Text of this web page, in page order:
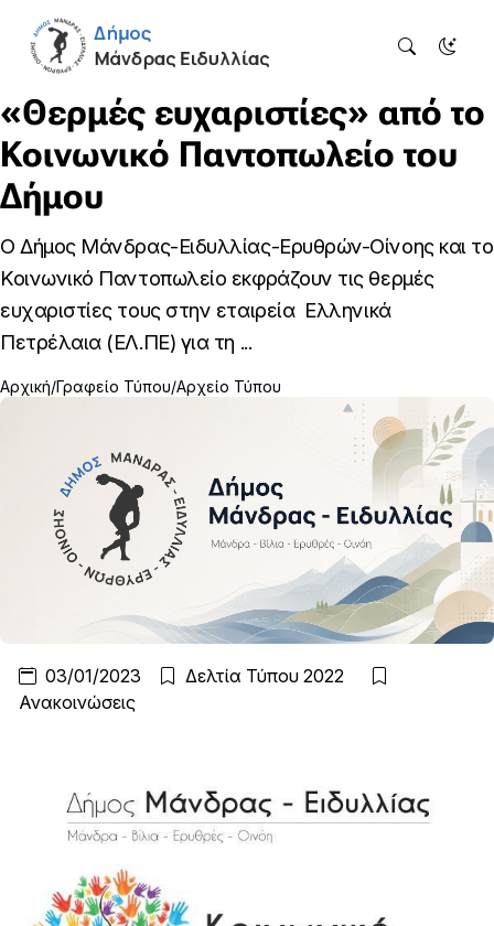
«Θερμές ευχαριστίες» από το
Κοινωνικό Παντοπωλείο του
Δήμου
Ο Δήμος Μάνδρας-Ειδυλλίας-Ερυθρών-Οίνοης και το
Κοινωνικό Παντοπωλείο εκφράζουν τις θερμές
ευχαριστίες τους στην εταιρεία Ελληνικά
Πετρέλαια (ΕΛ.ΠΕ) για τη ...
Αρχική Γραφείο Τύπου Αρχείο Τύπου
03/01/2023
Δελτία Τύπου 2022
Ανακοινώσεις